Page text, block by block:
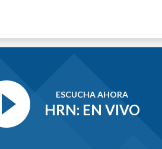
ESCUCHA AHORA
HRN: EN VIVO